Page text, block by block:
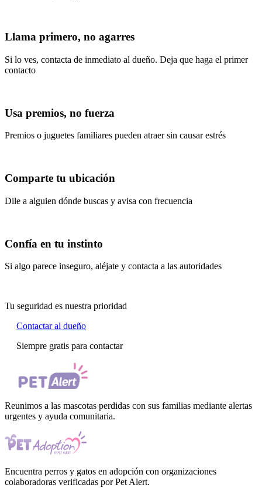
Llama primero, no agarres
Si lo ves, contacta de inmediato al dueño. Deja que haga el primer
contacto
Usa premios, no fuerza
Premios o juguetes familiares pueden atraer sin causar estrés
Comparte tu ubicación
Dile a alguien dónde buscas y avisa con frecuencia
Confía en tu instinto
Si algo parece inseguro, aléjate y contacta a las autoridades
Tu seguridad es nuestra prioridad
Contactar al dueño
Siempre gratis para contactar
Reunimos a las mascotas perdidas con sus familias mediante alertas
urgentes y ayuda comunitaria.
Encuentra perros y gatos en adopción con organizaciones
colaboradoras verificadas por Pet Alert.